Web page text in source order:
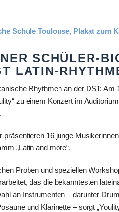
SCHÜLER-
LATIN-
Rhythmen an der DST: Am
zu einem Konzert im
präsentieren 16 junge
„Latin and more“.
Proben und speziellen
das die bekanntesten
an Instrumenten – darunter
und Klarinette – sorgt